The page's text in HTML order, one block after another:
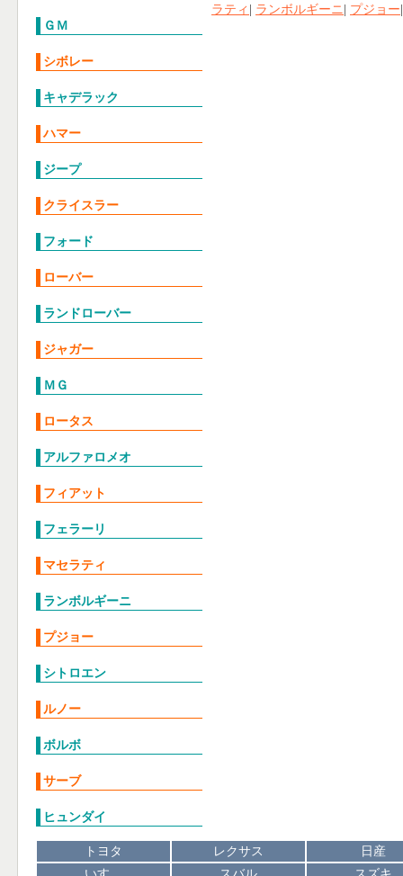
ラティ
ランボルギーニ プジョー
ＧＭ
シボレー
キャデラック
ハマー
ジープ
クライスラー
フォード
ローバー
ランドローバー
ジャガー
ＭＧ
ロータス
アルファロメオ
フィアット
フェラーリ
マセラティ
ランボルギーニ
プジョー
シトロエン
ルノー
ボルボ
サーブ
ヒュンダイ
トヨタ レクサス
日産